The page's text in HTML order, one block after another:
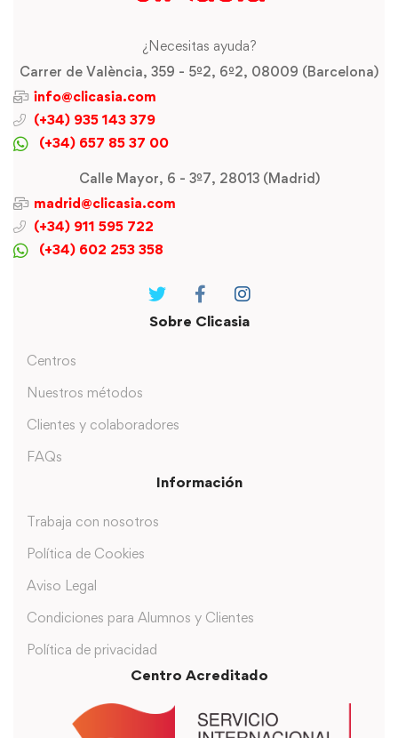
¿Necesitas ayuda?
Carrer de València, 359 - 5º2, 6º2, 08009 (Barcelona)
info@clicasia.com
(+34) 935 143 379
(+34) 657 85 37 00
Calle Mayor, 6 - 3º7, 28013 (Madrid)
madrid@clicasia.com
(+34) 911 595 722
(+34) 602 253 358
Sobre Clicasia
Centros
Nuestros métodos
Clientes y colaboradores
FAQs
Información
Trabaja con nosotros
Política de Cookies
Aviso Legal
Condiciones para Alumnos y Clientes
Política de privacidad
Centro Acreditado